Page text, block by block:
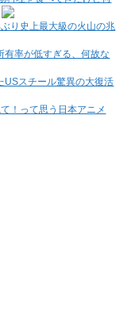
り史上最大級の火山の兆
有率が低すぎる、何故な
USスチール驚異の大復活
！って思う日本アニメ